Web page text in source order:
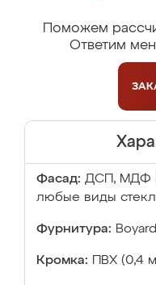
Поможем
Ответим
Фасад: ДСП, МДФ
любые виды
Фурнитура:
Кромка: ПВХ (0,4